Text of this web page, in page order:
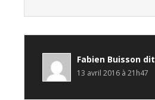
Fabien Buisson dit
13 avril 2016 à 21h47